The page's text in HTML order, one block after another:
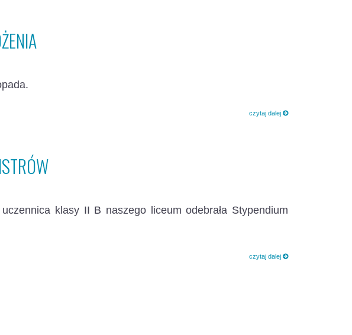
czytaj dalej
klasy II B naszego liceum odebrała Stypendium
czytaj dalej